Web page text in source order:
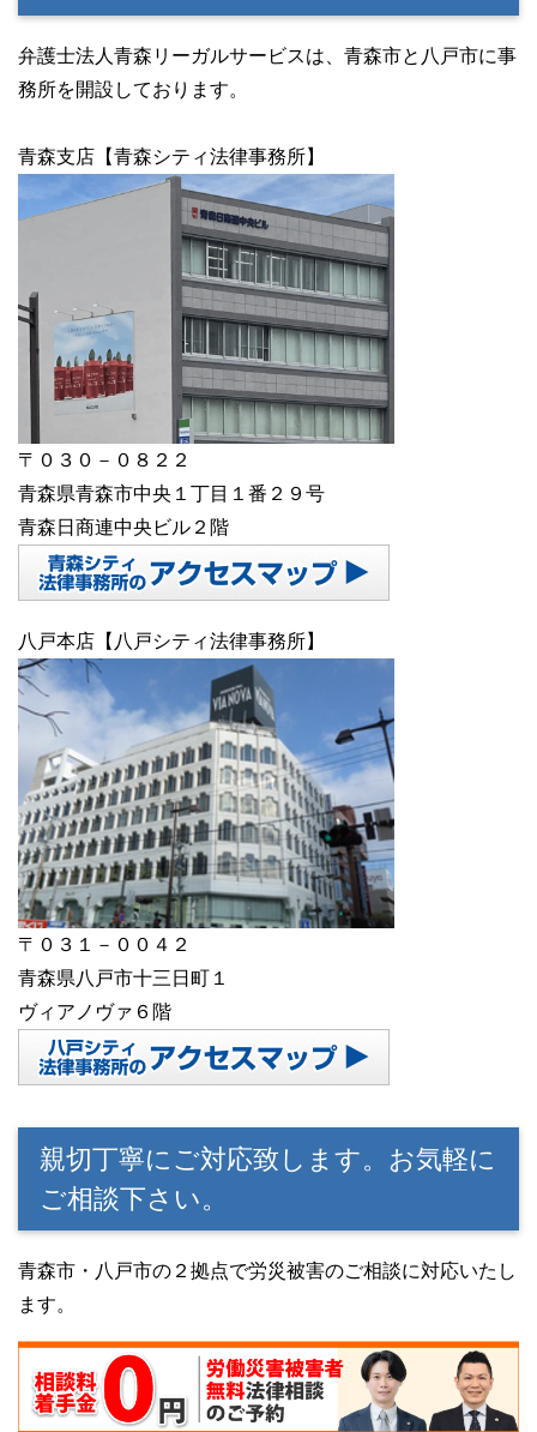
弁護士法人青森リーガルサービスは、青森市と八戸市に事
務所を開設しております。
青森支店【青森シティ法律事務所】
〒０３０－０８２２
青森県青森市中央１丁目１番２９号
青森日商連中央ビル２階
八戸本店【八戸シティ法律事務所】
〒０３１－００４２
青森県八戸市十三日町１
ヴィアノヴァ６階
親切丁寧にご対応致します。お気軽に
ご相談下さい。
青森市・八戸市の２拠点で労災被害のご相談に対応いたし
ます。